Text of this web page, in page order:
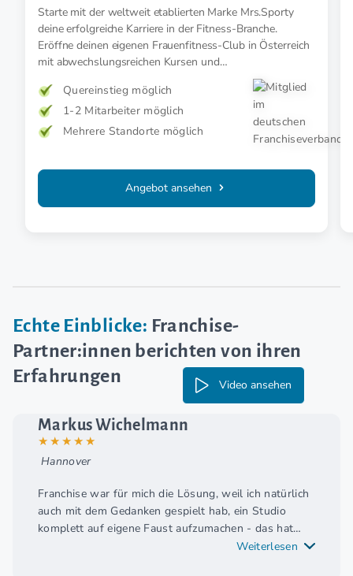
Österreich.
Starte mit der weltweit etablierten Marke Mrs.Sporty
deine erfolgreiche Karriere in der Fitness-Branche.
Eröffne deinen eigenen Frauenfitness-Club in Österreich
mit abwechslungsreichen Kursen und
Ernährungskonzepten.
Quereinstieg möglich
1-2 Mitarbeiter möglich
Mehrere Standorte möglich
Angebot ansehen
Echte Einblicke: Franchise-
Partner:innen berichten von ihren
Erfahrungen
Video ansehen
Markus Wichelmann
★★★★★
Hannover
Franchise war für mich die Lösung, weil ich natürlich
auch mit dem Gedanken gespielt hab, ein Studio
komplett auf eigene Faust aufzumachen - das hat
sich aber sehr schnell geändert, weil mir schnell klar
Weiterlesen